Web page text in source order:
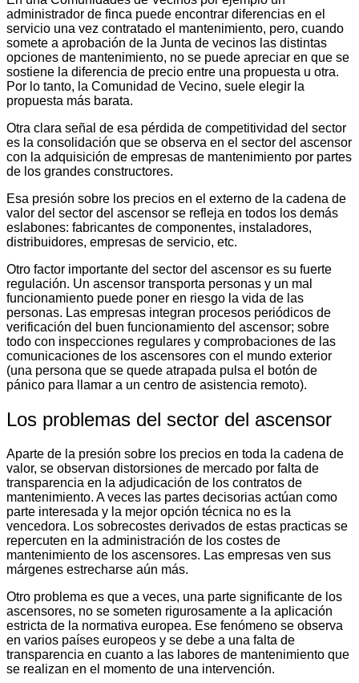
administrador de finca puede encontrar diferencias en el
servicio una vez contratado el mantenimiento, pero, cuando
somete a aprobación de la Junta de vecinos las distintas
opciones de mantenimiento, no se puede apreciar en que se
sostiene la diferencia de precio entre una propuesta u otra.
Por lo tanto, la Comunidad de Vecino, suele elegir la
propuesta más barata.
Otra clara señal de esa pérdida de competitividad del sector
es la consolidación que se observa en el sector del ascensor
con la adquisición de empresas de mantenimiento por partes
de los grandes constructores.
Esa presión sobre los precios en el externo de la cadena de
valor del sector del ascensor se refleja en todos los demás
eslabones: fabricantes de componentes, instaladores,
distribuidores, empresas de servicio, etc.
Otro factor importante del sector del ascensor es su fuerte
regulación. Un ascensor transporta personas y un mal
funcionamiento puede poner en riesgo la vida de las
personas. Las empresas integran procesos periódicos de
verificación del buen funcionamiento del ascensor; sobre
todo con inspecciones regulares y comprobaciones de las
comunicaciones de los ascensores con el mundo exterior
(una persona que se quede atrapada pulsa el botón de
pánico para llamar a un centro de asistencia remoto).
Los problemas del sector del ascensor
Aparte de la presión sobre los precios en toda la cadena de
valor, se observan distorsiones de mercado por falta de
transparencia en la adjudicación de los contratos de
mantenimiento. A veces las partes decisorias actúan como
parte interesada y la mejor opción técnica no es la
vencedora. Los sobrecostes derivados de estas practicas se
repercuten en la administración de los costes de
mantenimiento de los ascensores. Las empresas ven sus
márgenes estrecharse aún más.
Otro problema es que a veces, una parte significante de los
ascensores, no se someten rigurosamente a la aplicación
estricta de la normativa europea. Ese fenómeno se observa
en varios países europeos y se debe a una falta de
transparencia en cuanto a las labores de mantenimiento que
se realizan en el momento de una intervención.